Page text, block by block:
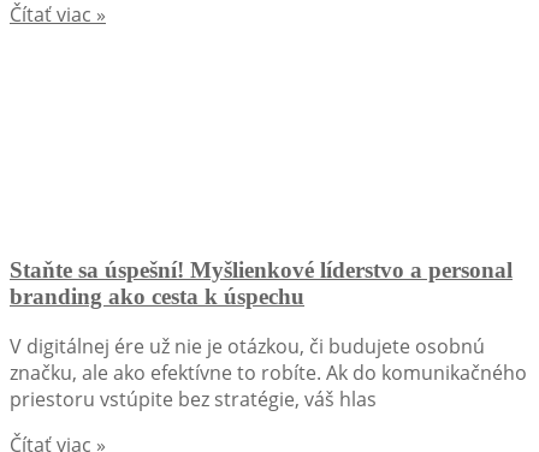
Čítať viac »
Staňte sa úspešní! Myšlienkové líderstvo a personal
branding ako cesta k úspechu
V digitálnej ére už nie je otázkou, či budujete osobnú
značku, ale ako efektívne to robíte. Ak do komunikačného
priestoru vstúpite bez stratégie, váš hlas
Čítať viac »